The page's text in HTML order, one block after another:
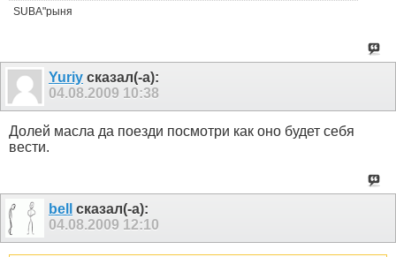
SUBA"рыня
Yuriy сказал(-а):
04.08.2009 10:38
Долей масла да поезди посмотри как оно будет себя
вести.
bell
сказал(-а):
04.08.2009 12:10